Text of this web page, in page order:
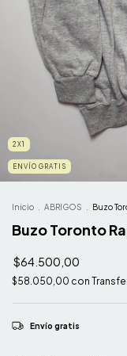
2X1
ENVÍO GRATIS
Inicio ABRIGOS Buzo
Buzo Toronto
$64.500,00
$58.050,00 con
Envío gratis